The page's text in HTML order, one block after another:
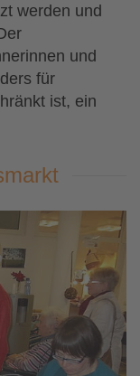
werden und
und
für
ist, ein